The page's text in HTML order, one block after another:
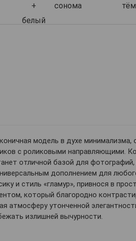
модель в духе
с роликовыми направляющими.
отличной базой для фотографий,
дополнением для
и стиль «гламур», привнося в
который благородно
утонченной
излишней вычурности.